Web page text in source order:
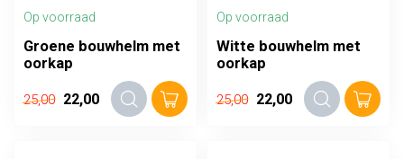
Op voorraad
Groene bouwhelm met
oorkap
25,00 22,00
Op voorraad
Witte bouwhelm met
oorkap
25,00 22,00